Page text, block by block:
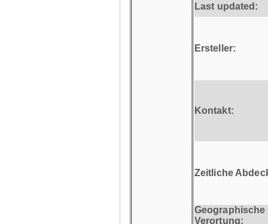
Last updated:
Ersteller:
Kontakt:
Zeitliche
Geographische
Verortung: